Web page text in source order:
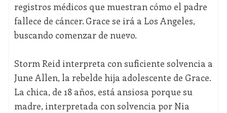
registros médicos que muestran cómo el padre
fallece de cáncer. Grace se irá a Los Angeles,
buscando comenzar de nuevo.
Storm Reid interpreta con suficiente solvencia a
June Allen, la rebelde hija adolescente de Grace.
La chica, de 18 años, está ansiosa porque su
madre, interpretada con solvencia por Nia